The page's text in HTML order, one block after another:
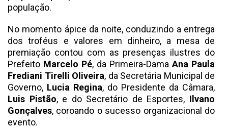
população.
No momento ápice da noite, conduzindo a entrega
dos troféus e valores em dinheiro, a mesa de
premiação contou com as presenças ilustres do
Prefeito Marcelo Pé, da Primeira-DamaAna Paula
Frediani Tirelli Oliveira, da Secretária Municipal de
Governo, Lucia Regina, do Presidente da Câmara,
Luis Pistão, e do Secretário de Esportes, Ilvano
Gonçalves, coroando o sucesso organizacional do
evento.